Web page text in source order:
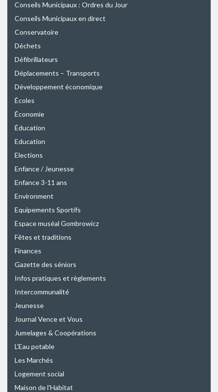
Conseils Municipaux : Ordres du Jour
Conseils Municipaux en direct
Conservatoire
Déchets
Défibrillateurs
Déplacements – Transports
Développement économique
Écoles
Économie
Éducation
Education
Elections
Enfance / Jeunesse
Enfance 3-11 ans
Environment
Equipements Sportifs
Espace muséal Gombrowicz
Fêtes et traditions
Finances
Gazette des séniors
Infos pratiques et règlements
Intercommunalité
Jeunesse
Journal Vence et Vous
Jumelages & Coopérations
L'Eau potable
Les Marchés
Logement social
Maison de l'Habitat